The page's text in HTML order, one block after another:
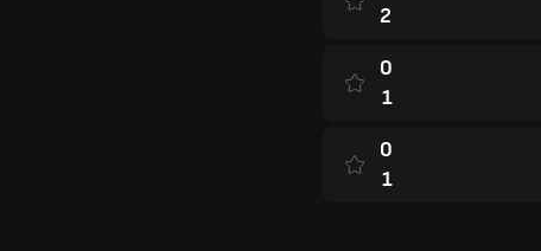
2
0
1
0
1